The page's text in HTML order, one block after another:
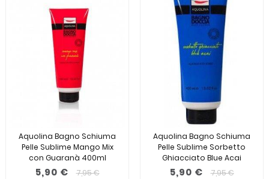
Aquolina Bagno Schiuma
Pelle Sublime Mango Mix
con Guaranà 400ml
5,90 € 7,95 €
Aquolina Bagno Schiuma
Pelle Sublime Sorbetto
Ghiacciato Blue Acai
400ml
5,90 € 7,95 €